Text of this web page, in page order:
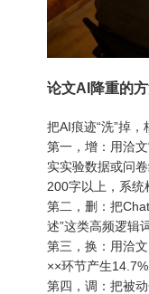
论文AI降重的
把AI痕迹“洗”掉，
第一，增：用洽
实实验数据或问
200字以上，系统
第二，删：把
述”这类高频逻辑
第三，换：用洽
××环节产生14.7%
第四，调：把被